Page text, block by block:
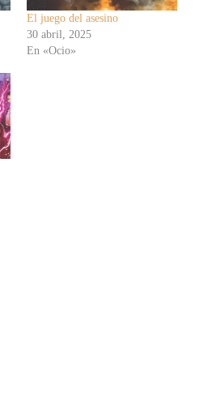
El juego del asesino
30 abril, 2025
En «Ocio»